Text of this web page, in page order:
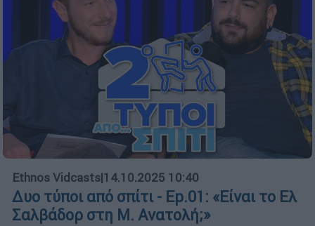
Ethnos Vidcasts|14.10.2025 10:40
Δυο τύποι από σπίτι - Ep.01: «Είναι το Ελ
Σαλβάδορ στη Μ. Ανατολή;»